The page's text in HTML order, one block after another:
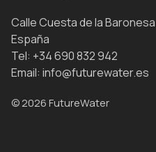
Calle Cuesta de la
España
Tel: +34 690 832 942
Email: info@futurewater.es
© 2026 FutureWater